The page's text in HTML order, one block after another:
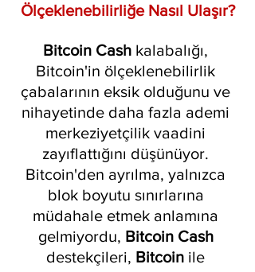
Ölçeklenebilirliğe Nasıl Ulaşır?
Bitcoin Cash kalabalığı,
Bitcoin'in ölçeklenebilirlik
çabalarının eksik olduğunu ve
nihayetinde daha fazla ademi
merkeziyetçilik vaadini
zayıflattığını düşünüyor.
Bitcoin'den ayrılma, yalnızca
blok boyutu sınırlarına
müdahale etmek anlamına
gelmiyordu, Bitcoin Cash
destekçileri, Bitcoin ile